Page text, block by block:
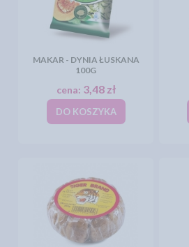
MAKAR - DYNIA ŁUSKANA
100G
cena: 3,48 zł
DO KOSZYKA